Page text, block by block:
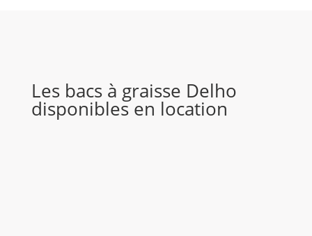
Les bacs à graisse Delho
disponibles en location